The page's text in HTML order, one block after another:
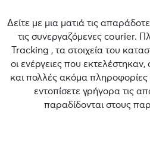
Δείτε με μια ματιά τις
τις συνεργαζόμενες courier.
Tracking , τα στοιχεία του
οι ενέργειες που εκτελέστηκαν,
και πολλές ακόμα
εντοπίσετε γρήγορα τις
παραδίδονται στους